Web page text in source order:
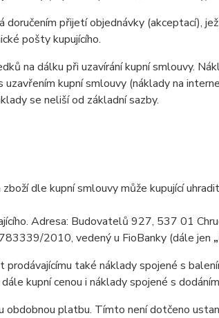
přijetí objednávky (akceptací),
pošty kupujícího.
na dálku při uzavírání kupní smlouvy.
kupní smlouvy (náklady na
se neliší od základní sazby.
dle kupní smlouvy může kupující
Adresa: Budovatelů 927, 537 01
2010, vedený u FioBanky (dále jen
také náklady spojené s
kupní cenou i náklady spojené s
platbu. Tímto není dotčeno